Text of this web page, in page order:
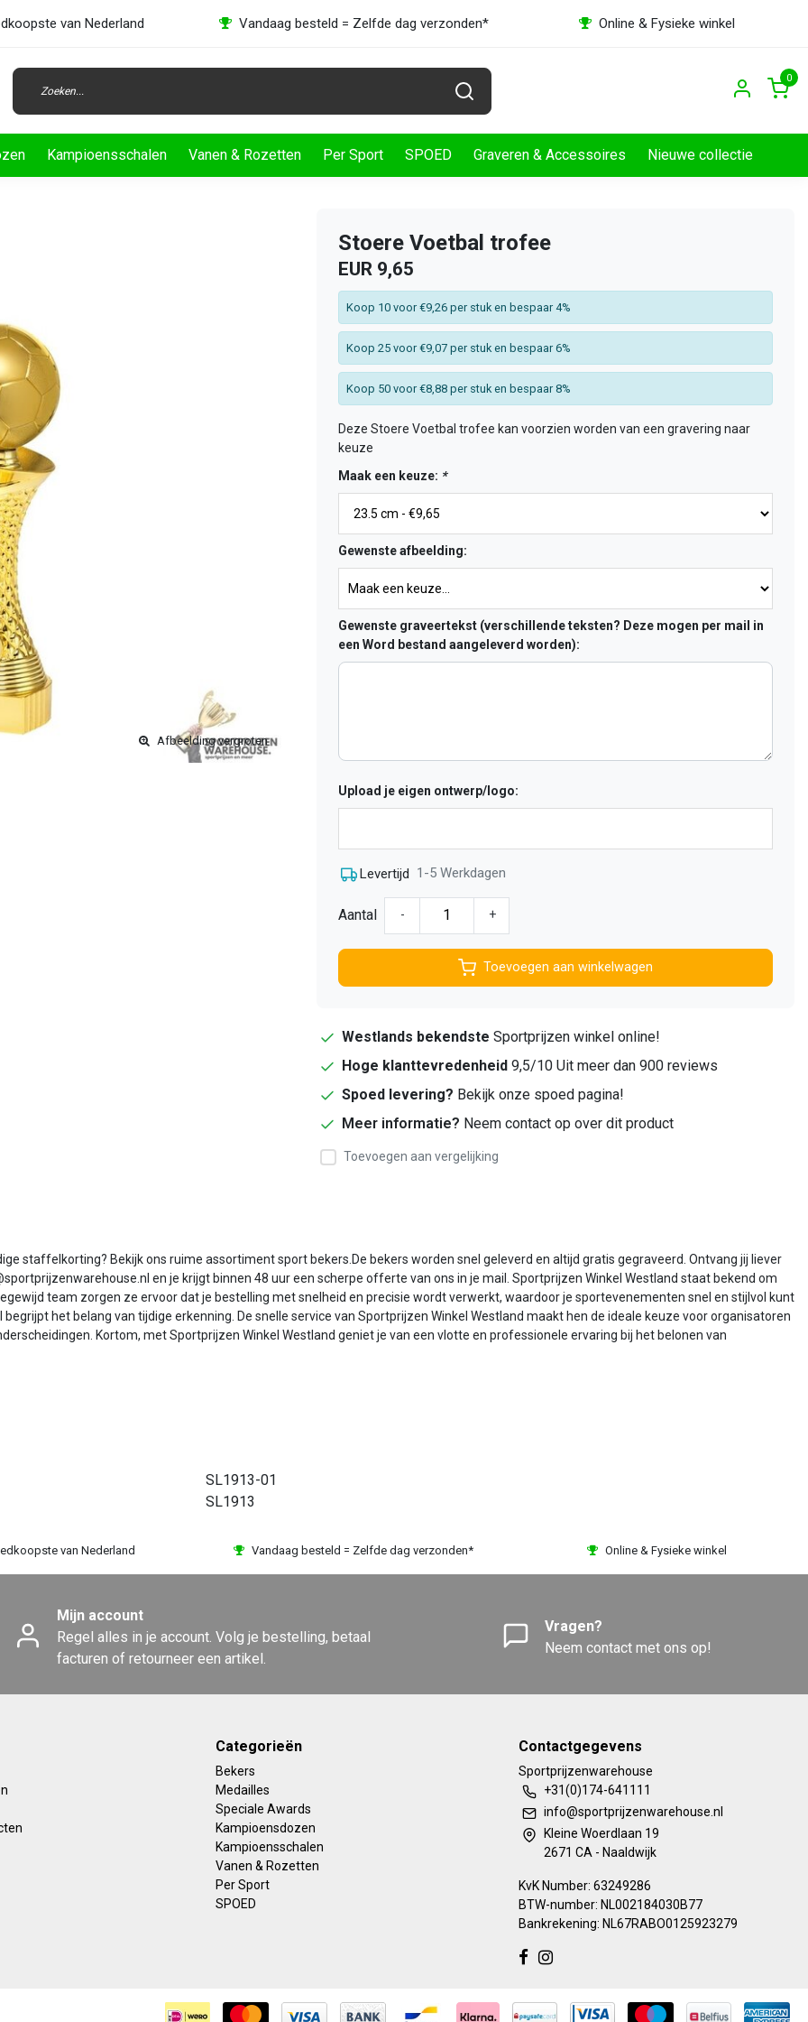
van Nederland Vandaag besteld = Zelfde dag verzonden* Online & Fysieke winkel
0
Kampioensschalen Vanen & Rozetten Per Sport SPOED Graveren & Accessoires Nieuwe collectie
Afbeelding vergroten
Stoere Voetbal trofee
EUR 9,65
Koop 10 voor €9,26 per stuk en bespaar 4%
Koop 25 voor €9,07 per stuk en bespaar 6%
Koop 50 voor €8,88 per stuk en bespaar 8%
Deze Stoere Voetbal trofee kan voorzien worden van een gravering naar
keuze
Maak een keuze: *
Gewenste afbeelding:
Gewenste graveertekst (verschillende teksten? Deze mogen per mail in
een Word bestand aangeleverd worden):
Upload je eigen ontwerp/logo:
Levertijd 1-5 Werkdagen
Aantal - +
Toevoegen aan winkelwagen
Westlands bekendste Sportprijzen winkel online!
Hoge klanttevredenheid 9,5/10 Uit meer dan 900 reviews
Spoed levering? Bekijk onze spoed pagina!
Meer informatie? Neem contact op over dit product
Toevoegen aan vergelijking
staffelkorting? Bekijk ons ruime assortiment sport bekers.De bekers worden snel geleverd en altijd gratis gegraveerd. Ontvang jij liever
en je krijgt binnen 48 uur een scherpe offerte van ons in je mail. Sportprijzen Winkel Westland staat bekend om
team zorgen ze ervoor dat je bestelling met snelheid en precisie wordt verwerkt, waardoor je sportevenementen snel en stijlvol kunt
het belang van tijdige erkenning. De snelle service van Sportprijzen Winkel Westland maakt hen de ideale keuze voor organisatoren
Kortom, met Sportprijzen Winkel Westland geniet je van een vlotte en professionele ervaring bij het belonen van
SL1913-01
SL1913
van Nederland Vandaag besteld = Zelfde dag verzonden* Online & Fysieke winkel
Mijn account
Regel alles in je account. Volg je bestelling, betaal
facturen of retourneer een artikel.
Vragen?
Neem contact met ons op!
Categorieën
Bekers
Medailles
Speciale Awards
Kampioensdozen
Kampioensschalen
Vanen & Rozetten
Per Sport
SPOED
Contactgegevens
Sportprijzenwarehouse
+31(0)174-641111
info@sportprijzenwarehouse.nl
Kleine Woerdlaan 19
2671 CA - Naaldwijk
KvK Number: 63249286
BTW-number: NL002184030B77
Bankrekening: NL67RABO0125923279